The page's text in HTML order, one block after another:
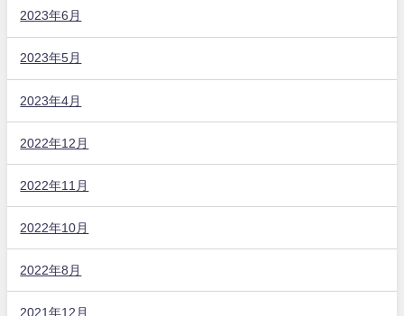
2023年6月
2023年5月
2023年4月
2022年12月
2022年11月
2022年10月
2022年8月
2021年12月